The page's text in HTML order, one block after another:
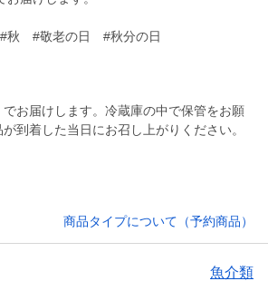
#敬老の日 #秋分の日
お届けします。冷蔵庫の中で保管をお願
到着した当日にお召し上がりください。
商品タイプについて（予約商品）
魚介類